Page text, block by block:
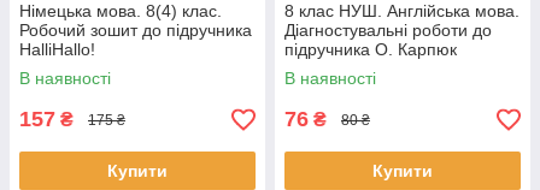
Німецька мова. 8(4) клас.
Робочий зошит до підручника
HalliHallo!
В наявності
157 ₴ 175 ₴
Купити
8 клас НУШ. Англійська мова.
Діагностувальні роботи до
підручника О. Карпюк
(Давиденко Л.), Підручники і
В наявності
76 ₴ 80 ₴
Купити